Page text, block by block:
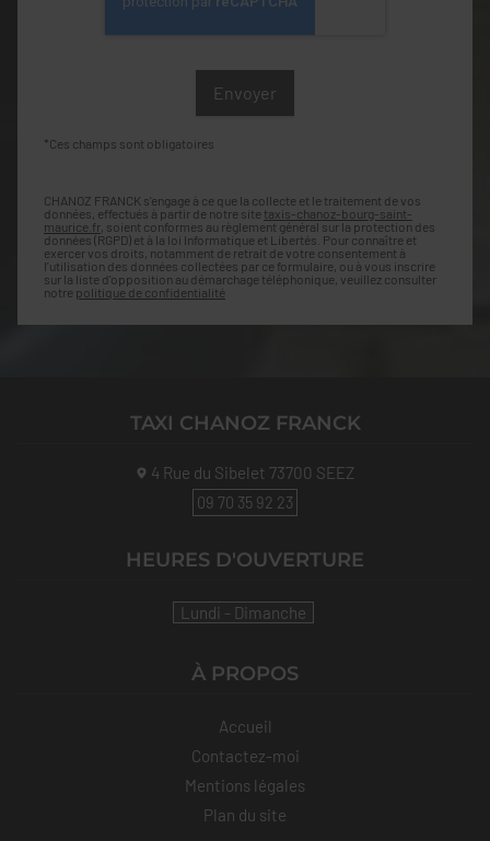
*Ces champs sont obligatoires
CHANOZ FRANCK s'engage à ce que la collecte et le traitement de vos
données, effectués à partir de notre site taxis-chanoz-bourg-saint-
maurice.fr , soient conformes au règlement général sur la protection des
données (RGPD) et à la loi Informatique et Libertés. Pour connaître et
exercer vos droits, notamment de retrait de votre consentement à
l'utilisation des données collectées par ce formulaire, ou à vous inscrire
sur la liste d'opposition au démarchage téléphonique, veuillez consulter
notre politique de confidentialité
TAXI CHANOZ FRANCK
4 Rue du Sibelet 73700 SEEZ
09 70 35 92 23
HEURES D'OUVERTURE
Lundi - Dimanche
À PROPOS
Accueil
Contactez-moi
Mentions légales
Plan du site